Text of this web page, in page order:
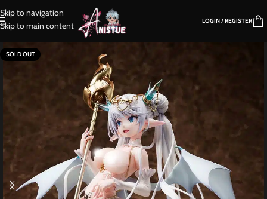
Skip to navigation
Skip to main content
LOGIN / REGISTER
SOLD OUT